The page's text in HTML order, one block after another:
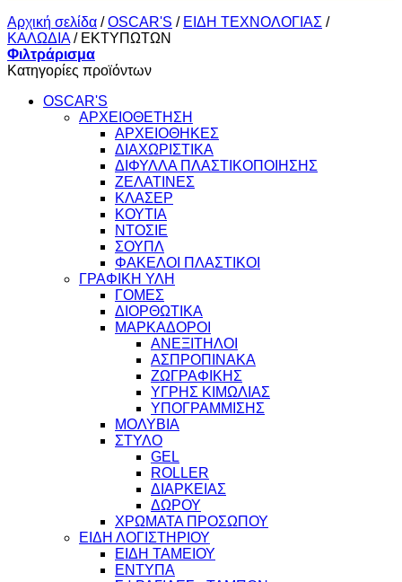
Αρχική σελίδα / OSCAR'S / ΕΙΔΗ ΤΕΧΝΟΛΟΓΙΑΣ /
ΚΑΛΩΔΙΑ /ΕΚΤΥΠΩΤΩΝ
Φιλτράρισμα
Κατηγορίες προϊόντων
OSCAR'S
ΑΡΧΕΙΟΘΕΤΗΣΗ
ΑΡΧΕΙΟΘΗΚΕΣ
ΔΙΑΧΩΡΙΣΤΙΚΑ
ΔΙΦΥΛΛΑ ΠΛΑΣΤΙΚΟΠΟΙΗΣΗΣ
ΖΕΛΑΤΙΝΕΣ
ΚΛΑΣΕΡ
ΚΟΥΤΙΑ
ΝΤΟΣΙΕ
ΣΟΥΠΛ
ΦΑΚΕΛΟΙ ΠΛΑΣΤΙΚΟΙ
ΓΡΑΦΙΚΗ ΥΛΗ
ΓΟΜΕΣ
ΔΙΟΡΘΩΤΙΚΑ
ΜΑΡΚΑΔΟΡΟΙ
ΑΝΕΞΙΤΗΛΟΙ
ΑΣΠΡΟΠΙΝΑΚΑ
ΖΩΓΡΑΦΙΚΗΣ
ΥΓΡΗΣ ΚΙΜΩΛΙΑΣ
ΥΠΟΓΡΑΜΜΙΣΗΣ
ΜΟΛΥΒΙΑ
ΣΤΥΛΟ
GEL
ROLLER
ΔΙΑΡΚΕΙΑΣ
ΔΩΡΟΥ
ΧΡΩΜΑΤΑ ΠΡΟΣΩΠΟΥ
ΕΙΔΗ ΛΟΓΙΣΤΗΡΙΟΥ
ΕΙΔΗ ΤΑΜΕΙΟΥ
ΕΝΤΥΠΑ